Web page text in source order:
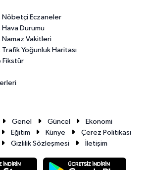
Nöbetçi Eczaneler
Hava Durumu
Namaz Vakitleri
Trafik Yoğunluk Haritası
Fikstür
Genel Güncel
Ekonomi
Eğitim Künye
Çerez Politikası
Gizlilik Sözleşmesi İletişim